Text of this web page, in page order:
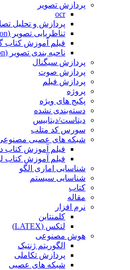
پردازش تصویر
ocr
پردازش و تحلیل
تناظریابی تصویر (Image Registration)
فیلم آموزش کتاب
ناحیه بندی تصویر (Image Segmentation)
پردازش سیگنال
پردازش صوت
پردازش فیلم
پروژه
پکیج های ویژه
دسته‌بندی نشده
دیتاست/دیتابیس
سورس کد متلب
شبکه های عصبی
فیلم آموزش کتاب
فیلم آموزش کتاب
شناسایی اماری الگو
شناسایی سیستم
کتاب
مقاله
نرم افزار
کلمنتاین
لتکس (LATEX)
هوش مصنوعی
الگوریتم ژنتیک
پردازش تکاملی
شبکه های عصبی